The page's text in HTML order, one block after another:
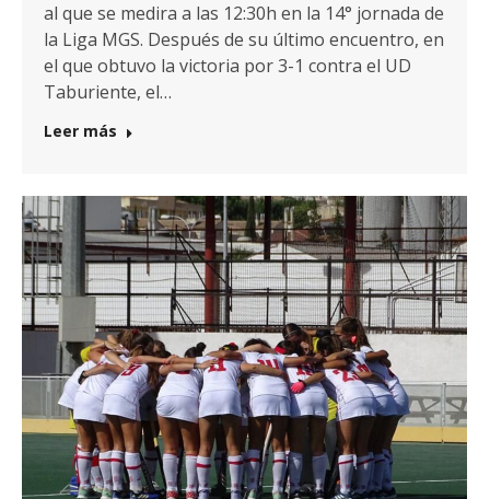
al que se medira a las 12:30h en la 14° jornada de
la Liga MGS. Después de su último encuentro, en
el que obtuvo la victoria por 3-1 contra el UD
Taburiente, el…
Leer más